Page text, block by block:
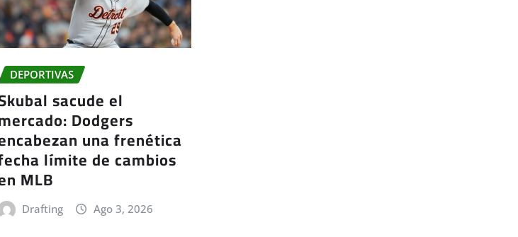
DEPORTIVAS
sacude el
Dodgers
una frenética
límite de cambios
MLB
Drafting Ago 3, 2026